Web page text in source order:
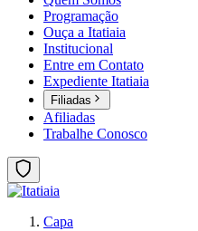
Programação
Ouça a Itatiaia
Institucional
Entre em Contato
Expediente Itatiaia
Filiadas
Afiliadas
Trabalhe Conosco
Capa